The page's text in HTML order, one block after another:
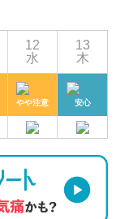
12
水
やや注意
13
木
安心